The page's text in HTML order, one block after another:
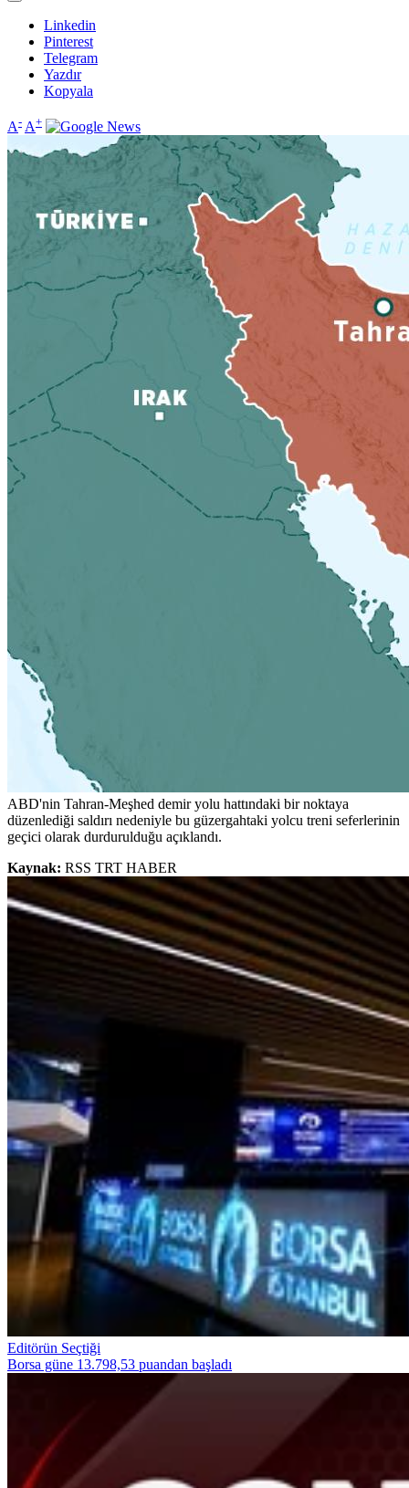
Linkedin
Pinterest
Telegram
Yazdır
Kopyala
A- A+
ABD'nin Tahran-Meşhed demir yolu hattındaki bir noktaya
düzenlediği saldırı nedeniyle bu güzergahtaki yolcu treni seferlerinin
geçici olarak durdurulduğu açıklandı.
Kaynak: RSS TRT HABER
Editörün Seçtiği
Borsa güne 13.798,53 puandan başladı